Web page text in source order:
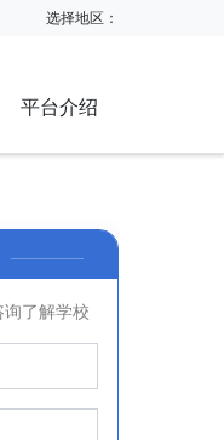
选择地区：
平台介绍
了解学校